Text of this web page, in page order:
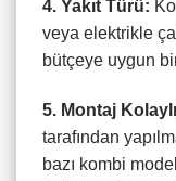
4. Yakıt Türü:
veya elektrikle
bütçeye uygun
5. Montaj
tarafından
bazı kombi